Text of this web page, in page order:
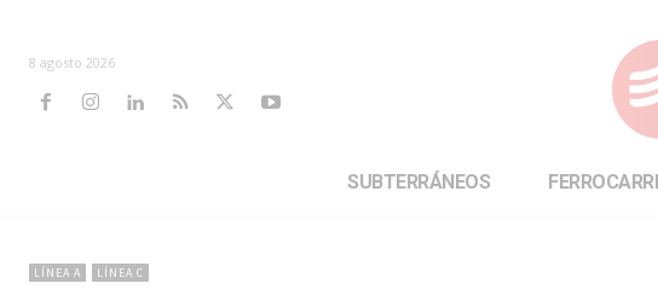
8 agosto 2026
SUBTERRÁNEOS
LÍNEA A LÍNEA C